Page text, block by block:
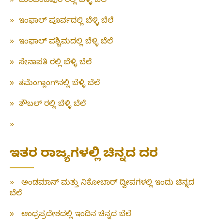
» ಇಂಫಾಲ್ ಪೂರ್ವದಲ್ಲಿ ಬೆಳ್ಳಿ ಬೆಲೆ
» ಇಂಫಾಲ್ ಪಶ್ಚಿಮದಲ್ಲಿ ಬೆಳ್ಳಿ ಬೆಲೆ
» ಸೇನಾಪತಿ ರಲ್ಲಿ ಬೆಳ್ಳಿ ಬೆಲೆ
» ತಮೆಂಗ್ಲಾಂಗ್‌ನಲ್ಲಿ ಬೆಳ್ಳಿ ಬೆಲೆ
» ತೌಬಲ್ ರಲ್ಲಿ ಬೆಳ್ಳಿ ಬೆಲೆ
»
ಇತರ ರಾಜ್ಯಗಳಲ್ಲಿ ಚಿನ್ನದ ದರ
»
ಅಂಡಮಾನ್ ಮತ್ತು ನಿಕೋಬಾರ್ ದ್ವೀಪಗಳಲ್ಲಿ ಇಂದು ಚಿನ್ನದ
ಬೆಲೆ
»
ಆಂಧ್ರಪ್ರದೇಶದಲ್ಲಿ ಇಂದಿನ ಚಿನ್ನದ ಬೆಲೆ